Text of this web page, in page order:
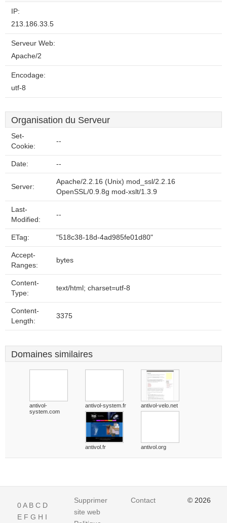
IP:
213.186.33.5
Serveur Web:
Apache/2
Encodage:
utf-8
Organisation du Serveur
Set-
Cookie:
--
Date: --
Server:
Apache/2.2.16 (Unix) mod_ssl/2.2.16
OpenSSL/0.9.8g mod-xslt/1.3.9
Last-
Modified:
--
ETag: "518c38-18d-4ad985fe01d80"
Accept-
Ranges:
bytes
Content-
Type:
text/html; charset=utf-8
Content-
Length:
3375
Domaines similaires
antivol-
system.com
antivol-system.fr antivol-velo.net
antivol.fr antivol.org
0A B C D
E F G H I
Supprimer
site web
Contact © 2026